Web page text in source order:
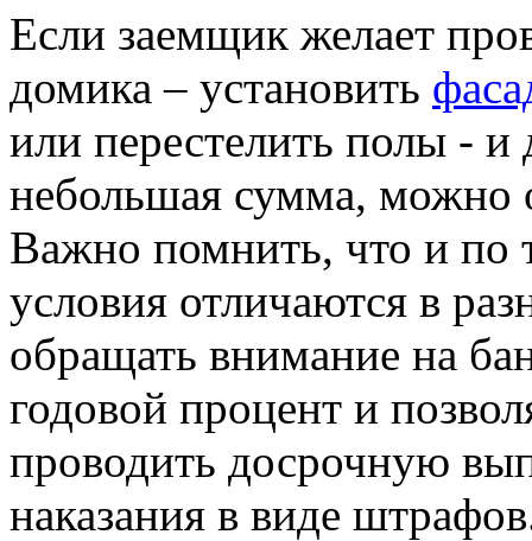
Если заемщик желает
домика – установить
или перестелить полы - и
небольшая сумма, можно
Важно помнить, что и по
условия отличаются в
обращать внимание на
годовой процент и
проводить досрочную
наказания в виде